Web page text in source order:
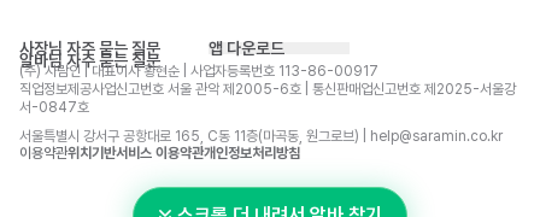
사장님 자주 묻는 질문
알바님 자주 묻는 질문
앱 다운로드
(주) 사람인 | 대표이사 황현순 | 사업자등록번호 113-86-00917
직업정보제공사업신고번호 서울 관악 제2005-6호 | 통신판매업신고번호 제2025-서울강
서-0847호
서울특별시 강서구 공항대로 165, C동 11층(마곡동, 원그로브) | help@saramin.co.kr
이용약관위치기반서비스 이용약관개인정보처리방침